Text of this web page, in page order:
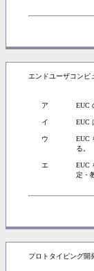
エンドユーザコン
ア EUC
イ EUC
ウ
EUC
る。
エ
EUC
定・
プロトタイピング